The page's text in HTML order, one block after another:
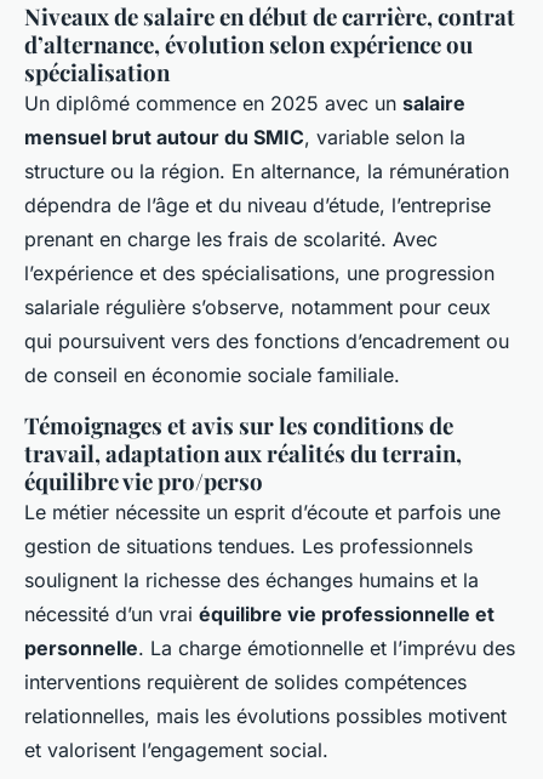
Niveaux de salaire en début de carrière, contrat
d’alternance, évolution selon expérience ou
spécialisation
Un diplômé commence en 2025 avec un salaire
mensuel brut autour du SMIC, variable selon la
structure ou la région. En alternance, la rémunération
dépendra de l’âge et du niveau d’étude, l’entreprise
prenant en charge les frais de scolarité. Avec
l’expérience et des spécialisations, une progression
salariale régulière s’observe, notamment pour ceux
qui poursuivent vers des fonctions d’encadrement ou
de conseil en économie sociale familiale.
Témoignages et avis sur les conditions de
travail, adaptation aux réalités du terrain,
équilibre vie pro/perso
Le métier nécessite un esprit d’écoute et parfois une
gestion de situations tendues. Les professionnels
soulignent la richesse des échanges humains et la
nécessité d’un vrai équilibre vie professionnelle et
personnelle. La charge émotionnelle et l’imprévu des
interventions requièrent de solides compétences
relationnelles, mais les évolutions possibles motivent
et valorisent l’engagement social.